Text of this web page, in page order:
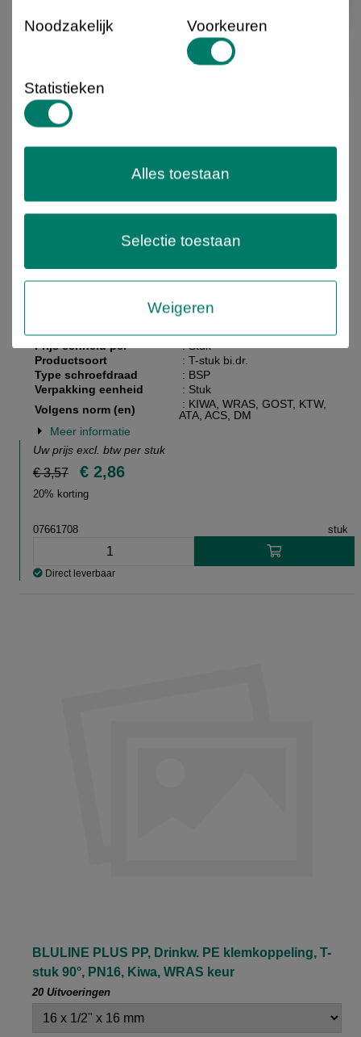
27 Uitvoeringen
: 07661708
: 12 maanden
: 39174000
Kleur
: Zwart - Blauw
Prijs eenheid per
: Stuk
Productsoort
: T-stuk bi.dr.
Type schroefdraad
: BSP
Verpakking eenheid
: Stuk
Volgens norm (en)
: KIWA, WRAS, GOST, KTW,
ATA, ACS, DM
Meer informatie
Uw prijs excl. btw per stuk
€ 3,57 € 2,86
20% korting
07661708 stuk
Direct leverbaar
BLULINE PLUS PP, Drinkw. PE klemkoppeling, T-
stuk 90°, PN16, Kiwa, WRAS keur
20 Uitvoeringen
Noodzakelijk Voorkeuren
Statistieken
Weigeren
Selectie toestaan
Alles toestaan